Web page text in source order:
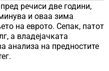
речиси две години,
и оваа зима
на еврото. Сепак, патот
а владејачката
анализа на предностите